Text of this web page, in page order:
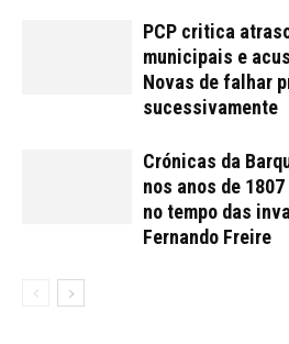
PCP critica
municipais e
Novas de falhar
sucessivamente
Crónicas da
nos anos de
no tempo das
Fernando Freire